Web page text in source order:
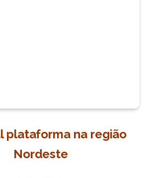
plataforma na região
Nordeste